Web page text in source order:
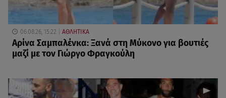
06.08.26, 15:22 ΑΘΛΗΤΙΚΑ
Αρίνα Σαμπαλένκα: Ξανά στη Μύκονο για βουτιές
μαζί με τον Γιώργο Φραγκούλη